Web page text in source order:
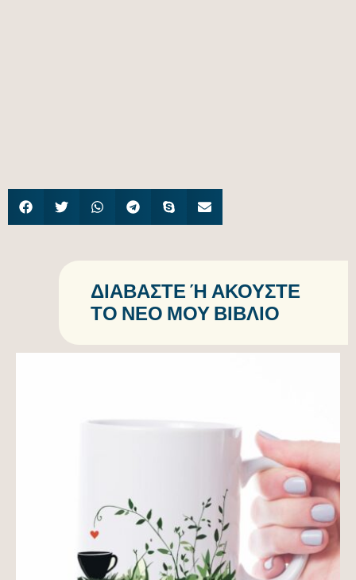
ΔΙΑΒΆΣΤΕ Ή ΑΚΟΎΣΤΕ Τ
Ο ΝΈΟ ΜΟΥ ΒΙΒΛΊΟ